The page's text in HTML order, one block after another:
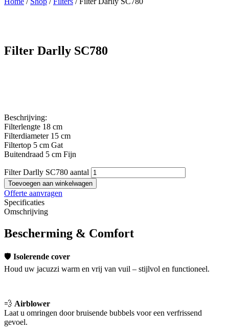
Filter Darlly SC780
Beschrijving:
Filterlengte 18 cm
Filterdiameter 15 cm
Filtertop 5 cm Gat
Buitendraad 5 cm Fijn
Filter Darlly SC780 aantal
Toevoegen aan winkelwagen
Offerte aanvragen
Specificaties
Omschrijving
Bescherming & Comfort
🛡 Isolerende cover
Houd uw jacuzzi warm en vrij van vuil – stijlvol en functioneel.
💨 Airblower
Laat u omringen door bruisende bubbels voor een verfrissend
gevoel.